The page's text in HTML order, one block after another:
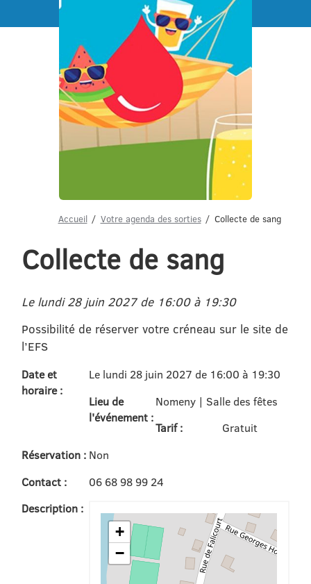
Menu
Accueil Votre agenda des sorties Collecte de sang
Collecte de sang
Le lundi 28 juin 2027 de 16:00 à 19:30
Possibilité de réserver votre créneau sur le site de
l’EFS
Date et
horaire :
Le lundi 28 juin 2027 de 16:00 à 19:30
Lieu de
l'événement :
Nomeny | Salle des fêtes
Tarif :
Gratuit
Réservation : Non
Contact :
06 68 98 99 24
Description :
+
−